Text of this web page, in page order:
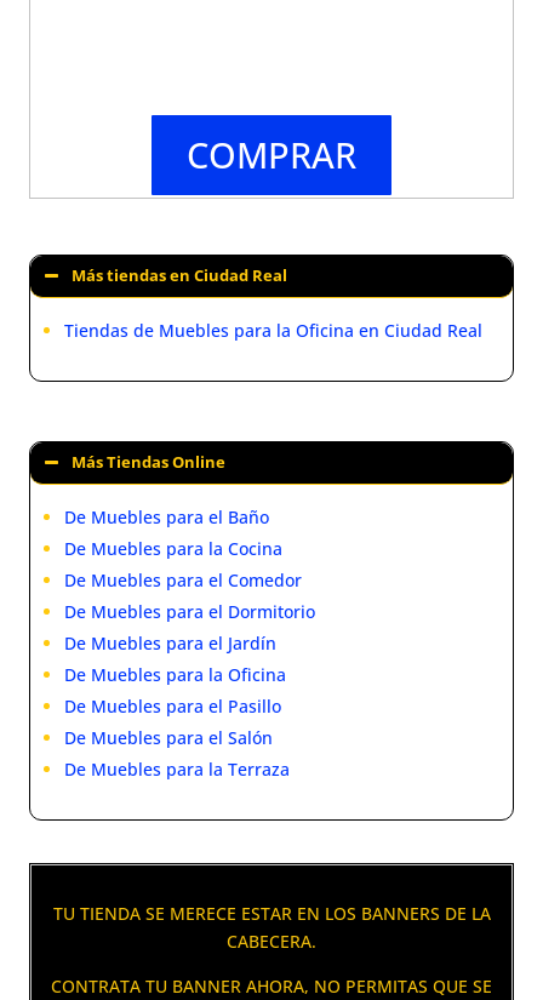
COMPRAR
Más tiendas en Ciudad Real
Tiendas de Muebles para la Oficina en Ciudad Real
Más Tiendas Online
De Muebles para el Baño
De Muebles para la Cocina
De Muebles para el Comedor
De Muebles para el Dormitorio
De Muebles para el Jardín
De Muebles para la Oficina
De Muebles para el Pasillo
De Muebles para el Salón
De Muebles para la Terraza
TU TIENDA SE MERECE ESTAR EN LOS BANNERS DE LA
CABECERA.
CONTRATA TU BANNER AHORA, NO PERMITAS QUE SE